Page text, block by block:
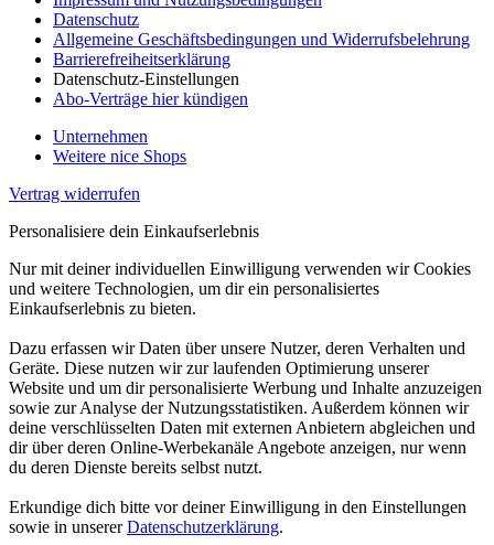
Datenschutz
Allgemeine Geschäftsbedingungen und Widerrufsbelehrung
Barrierefreiheitserklärung
Datenschutz-Einstellungen
Abo-Verträge hier kündigen
Unternehmen
Weitere nice Shops
Vertrag widerrufen
Personalisiere dein Einkaufserlebnis
Nur mit deiner individuellen Einwilligung verwenden wir Cookies
und weitere Technologien, um dir ein personalisiertes
Einkaufserlebnis zu bieten.
Dazu erfassen wir Daten über unsere Nutzer, deren Verhalten und
Geräte. Diese nutzen wir zur laufenden Optimierung unserer
Website und um dir personalisierte Werbung und Inhalte anzuzeigen
sowie zur Analyse der Nutzungsstatistiken. Außerdem können wir
deine verschlüsselten Daten mit externen Anbietern abgleichen und
dir über deren Online-Werbekanäle Angebote anzeigen, nur wenn
du deren Dienste bereits selbst nutzt.
Erkundige dich bitte vor deiner Einwilligung in den Einstellungen
sowie in unsererDatenschutzerklärung.